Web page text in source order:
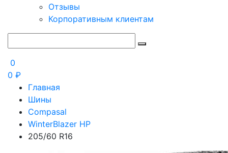
Отзывы
Корпоративным клиентам
0
0 ₽
Главная
Шины
Compasal
WinterBlazer HP
205/60 R16